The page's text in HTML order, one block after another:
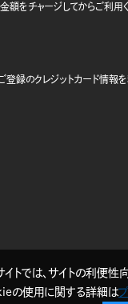
額をチャージしてからご利用く
録のクレジットカード情報
イトでは、サイトの利便性
の使用に関する詳細は